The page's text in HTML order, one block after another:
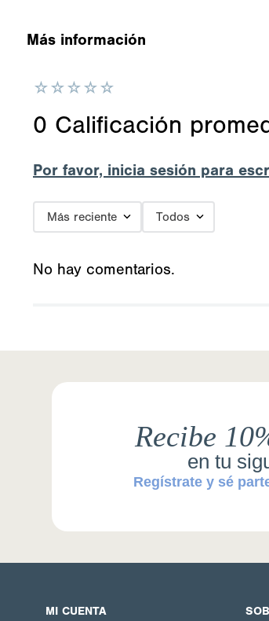
Más información
☆☆☆☆☆
0 Calificación
Por favor, inicia sesión para
Más reciente Todos
No hay comentarios.
Recibe
en tu
Regístrate y sé
MI CUENTA